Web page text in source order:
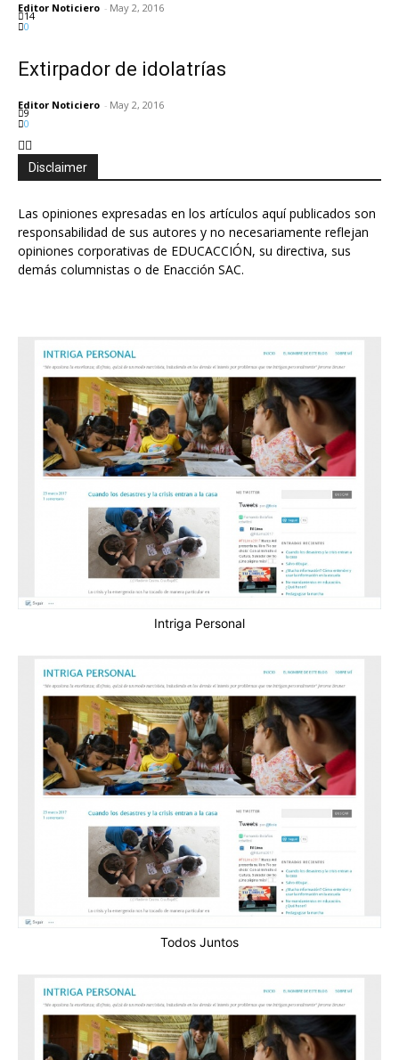
Editor Noticiero - May 2, 2016
14
0
Extirpador de idolatrías
Editor Noticiero - May 2, 2016
9
0
Disclaimer
Las opiniones expresadas en los artículos aquí publicados son
responsabilidad de sus autores y no necesariamente reflejan
opiniones corporativas de EDUCACCIÓN, su directiva, sus
demás columnistas o de Enacción SAC.
Intriga Personal
Todos Juntos